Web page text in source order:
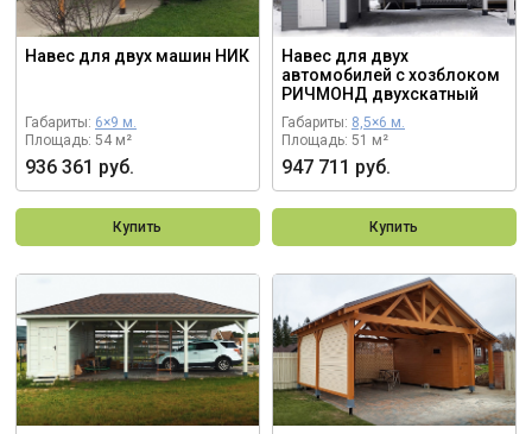
Навес для двух машин НИК
Габариты: 6×9 м.
Площадь: 54 м²
936 361 руб.
Купить
Навес для двух
автомобилей с хозблоком
РИЧМОНД двухскатный
Габариты: 8,5×6 м.
Площадь: 51 м²
947 711 руб.
Купить